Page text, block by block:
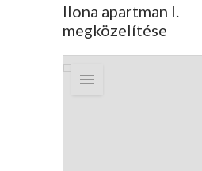
Ilona apartman I.
megközelítése